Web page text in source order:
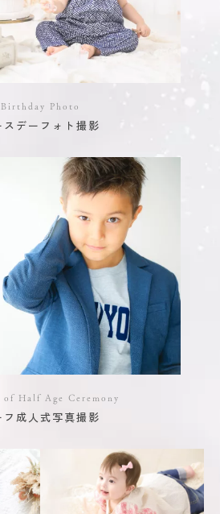
Birthday Photo
スデーフォト撮影
of Half Age Ceremony
フ成人式写真撮影